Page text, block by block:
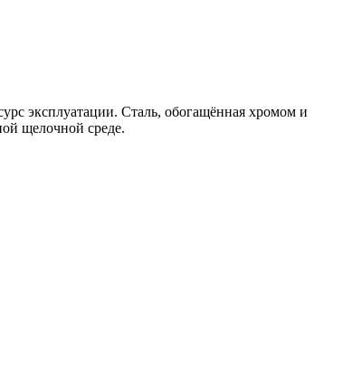
эксплуатации. Сталь, обогащённая хромом и
щелочной среде.